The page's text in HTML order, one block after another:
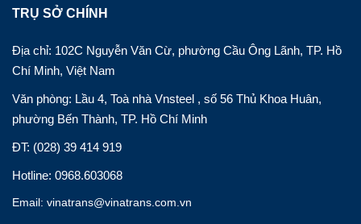
TRỤ SỞ CHÍNH
Địa chỉ: 102C Nguyễn Văn Cừ, phường Cầu Ông Lãnh, TP. Hồ
Chí Minh, Việt Nam
Văn phòng: Lầu 4, Toà nhà Vnsteel , số 56 Thủ Khoa Huân,
phường Bến Thành, TP. Hồ Chí Minh
ĐT: (028) 39 414 919
Hotline: 0968.603068
Email: vinatrans@vinatrans.com.vn